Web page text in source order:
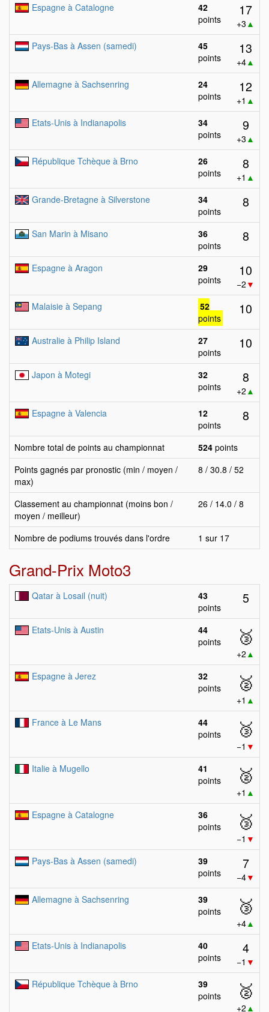
Espagne à Catalogne
42
points
17
+3 ▲
Pays-Bas à Assen (samedi)
45
points
13
+4▲
Allemagne à Sachsenring
24
points
12
+1 ▲
Etats-Unis à Indianapolis
34
points
9
+3 ▲
République Tchèque à Brno
26
points
8
+1 ▲
Grande-Bretagne à Silverstone
34
points
8
San Marin à Misano
36
points
8
Espagne à Aragon
29
points
10
−2 ▼
Malaisie à Sepang
52
points
10
Australie à Philip Island
27
points
10
Japon à Motegi
32
points
8
+2 ▲
Espagne à Valencia
12
points
8
Nombre total de points au championnat 524 points
Points gagnés par pronostic (min / moyen /
max)
8 / 30.8 / 52
Classement au championnat (moins bon /
moyen / meilleur)
26 / 14.0 / 8
Nombre de podiums trouvés dans l'ordre 1 sur 17
Grand-Prix Moto3
Qatar à Losail (nuit)
43
points
5
Etats-Unis à Austin
44
points
🥉
+2 ▲
Espagne à Jerez
32
points
🥈
+1 ▲
France à Le Mans
44
points
🥉
−1 ▼
Italie à Mugello
41
points
🥈
+1 ▲
Espagne à Catalogne
36
points
🥉
−1 ▼
Pays-Bas à Assen (samedi)
39
points
7
−4▼
Allemagne à Sachsenring
39
points
🥉
+4▲
Etats-Unis à Indianapolis
40
points
4
−1 ▼
République Tchèque à Brno
39
points
🥈
+2 ▲